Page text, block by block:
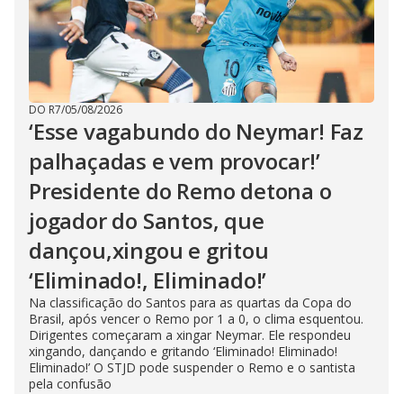
DO R7/05/08/2026
‘Esse vagabundo do Neymar! Faz
palhaçadas e vem provocar!’
Presidente do Remo detona o
jogador do Santos, que
dançou,xingou e gritou
‘Eliminado!, Eliminado!’
Na classificação do Santos para as quartas da Copa do
Brasil, após vencer o Remo por 1 a 0, o clima esquentou.
Dirigentes começaram a xingar Neymar. Ele respondeu
xingando, dançando e gritando ‘Eliminado! Eliminado!
Eliminado!’ O STJD pode suspender o Remo e o santista
pela confusão